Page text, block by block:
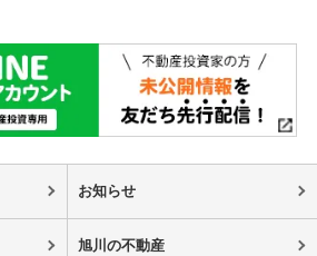
お知らせ
旭川の不動産